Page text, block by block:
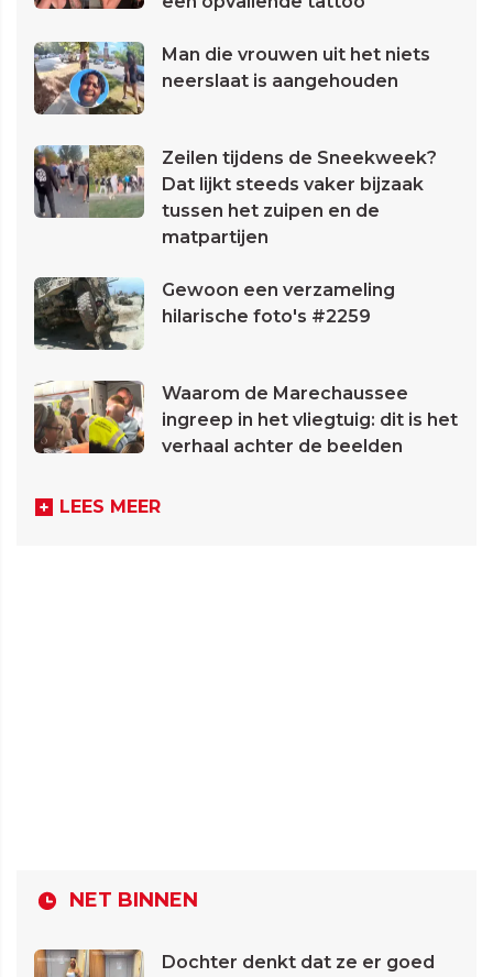
Man die vrouwen uit het niets
neerslaat is aangehouden
Zeilen tijdens de Sneekweek?
Dat lijkt steeds vaker bijzaak
tussen het zuipen en de
matpartijen
Gewoon een verzameling
hilarische foto's #2259
Waarom de Marechaussee
ingreep in het vliegtuig: dit is het
verhaal achter de beelden
LEES MEER
NET BINNEN
Dochter denkt dat ze er goed